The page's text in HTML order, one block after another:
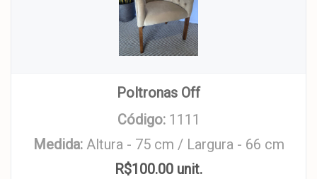
Poltronas Off
Código: 1111
Medida: Altura - 75 cm / Largura - 66 cm
R$100.00 unit.